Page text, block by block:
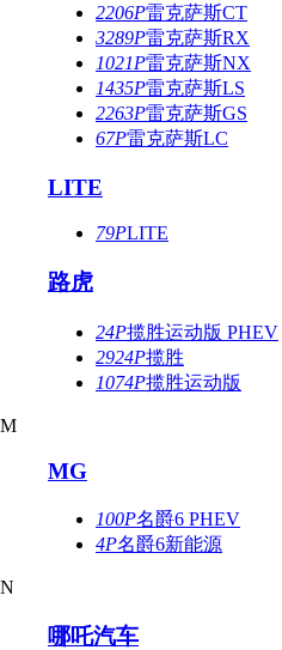
2206P雷克萨斯CT
3289P雷克萨斯RX
1021P雷克萨斯NX
1435P雷克萨斯LS
2263P雷克萨斯GS
67P雷克萨斯LC
LITE
79PLITE
路虎
24P揽胜运动版 PHEV
2924P揽胜
1074P揽胜运动版
M
MG
100P名爵6 PHEV
4P名爵6新能源
N
哪吒汽车